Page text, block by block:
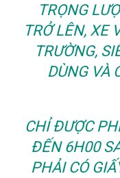
TRỌNG
TRỞ LÊN, XE
TRƯỜNG,
DÙNG VÀ
CHỈ ĐƯỢC
ĐẾN 6H00
PHẢI CÓ